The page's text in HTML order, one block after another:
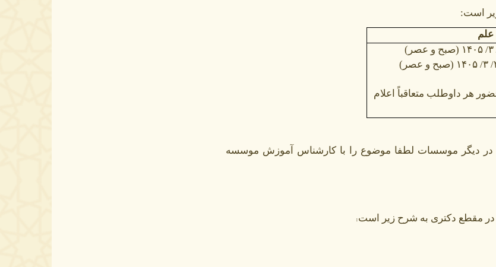
است:
(صبح و عصر)
(صبح و عصر)
هر داوطلب متعاقباً اعلام
در دیگر موسسات لطفا موضوع را با کارشناس آموزش موسسه
در مقطع دکتری به شرح زیر است: